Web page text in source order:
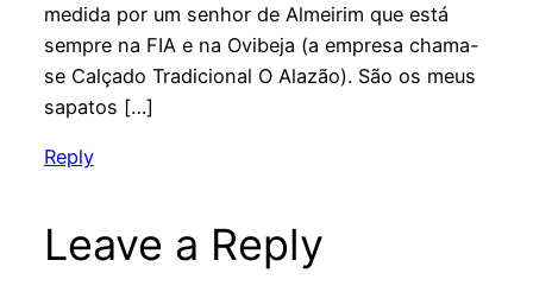
medida por um senhor de Almeirim que está
sempre na FIA e na Ovibeja (a empresa chama-
se Calçado Tradicional O Alazão). São os meus
sapatos […]
Reply
Leave a Reply